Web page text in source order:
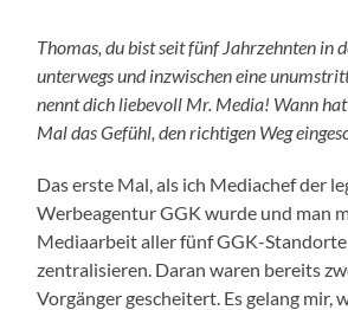
Thomas, du bist seit fünf Jahrzehnten in
unterwegs und inzwischen eine
nennt dich liebevoll Mr. Media! Wann
Mal das Gefühl, den richtigen Weg
Das erste Mal, als ich Mediachef der
Werbeagentur GGK wurde und man
Mediaarbeit aller fünf GGK-
zentralisieren. Daran waren bereits
Vorgänger gescheitert. Es gelang mir,